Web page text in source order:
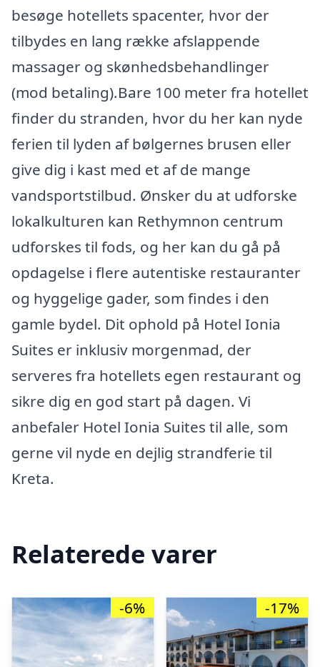
besøge hotellets spacenter, hvor der
tilbydes en lang række afslappende
massager og skønhedsbehandlinger
(mod betaling).Bare 100 meter fra hotellet
finder du stranden, hvor du her kan nyde
ferien til lyden af bølgernes brusen eller
give dig i kast med et af de mange
vandsportstilbud. Ønsker du at udforske
lokalkulturen kan Rethymnon centrum
udforskes til fods, og her kan du gå på
opdagelse i flere autentiske restauranter
og hyggelige gader, som findes i den
gamle bydel. Dit ophold på Hotel Ionia
Suites er inklusiv morgenmad, der
serveres fra hotellets egen restaurant og
sikre dig en god start på dagen. Vi
anbefaler Hotel Ionia Suites til alle, som
gerne vil nyde en dejlig strandferie til
Kreta.
Relaterede varer
-6% -17%